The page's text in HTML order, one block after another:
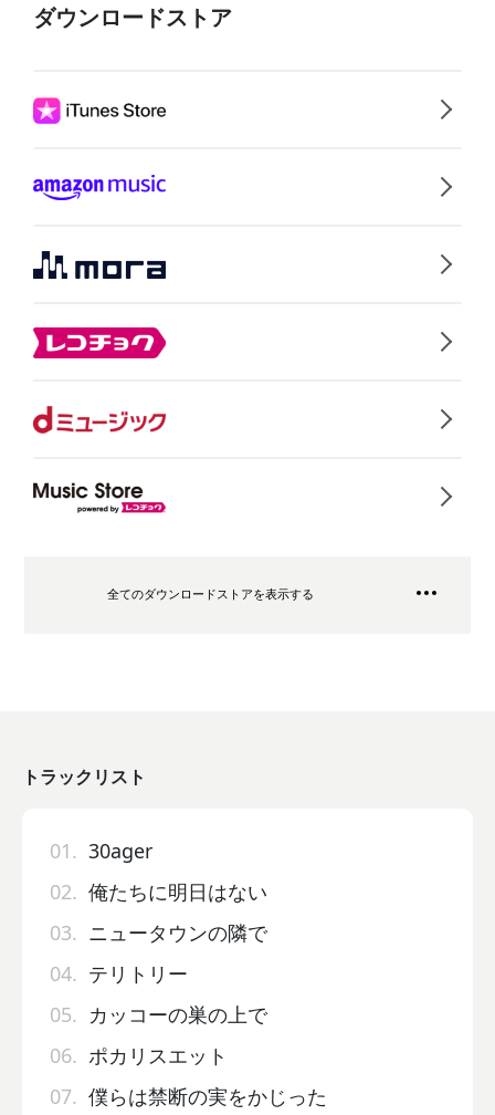
ダウンロードストア
全てのダウンロードストアを表示する
トラックリスト
01. 30ager
02. 俺たちに明日はない
03. ニュータウンの隣で
04. テリトリー
05. カッコーの巣の上で
06. ポカリスエット
07. 僕らは禁断の実をかじった